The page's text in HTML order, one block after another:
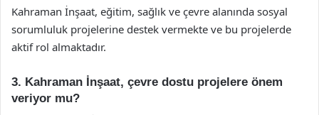
Kahraman İnşaat, eğitim, sağlık ve çevre alanında sosyal
sorumluluk projelerine destek vermekte ve bu projelerde
aktif rol almaktadır.
3. Kahraman İnşaat, çevre dostu projelere önem
veriyor mu?